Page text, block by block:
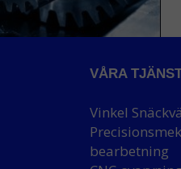
VÅRA
Vinkel
bearbetning